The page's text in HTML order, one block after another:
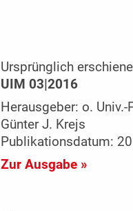
Ursprünglich
UIM 03|2016
Herausgeber: o. Univ.-
Günter J. Krejs
Publikationsdatum:
Zur Ausgabe »